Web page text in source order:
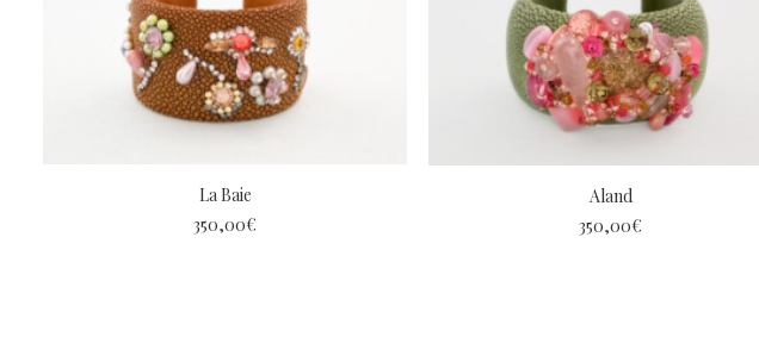
La Baie
350,00€
Aland
350,00€